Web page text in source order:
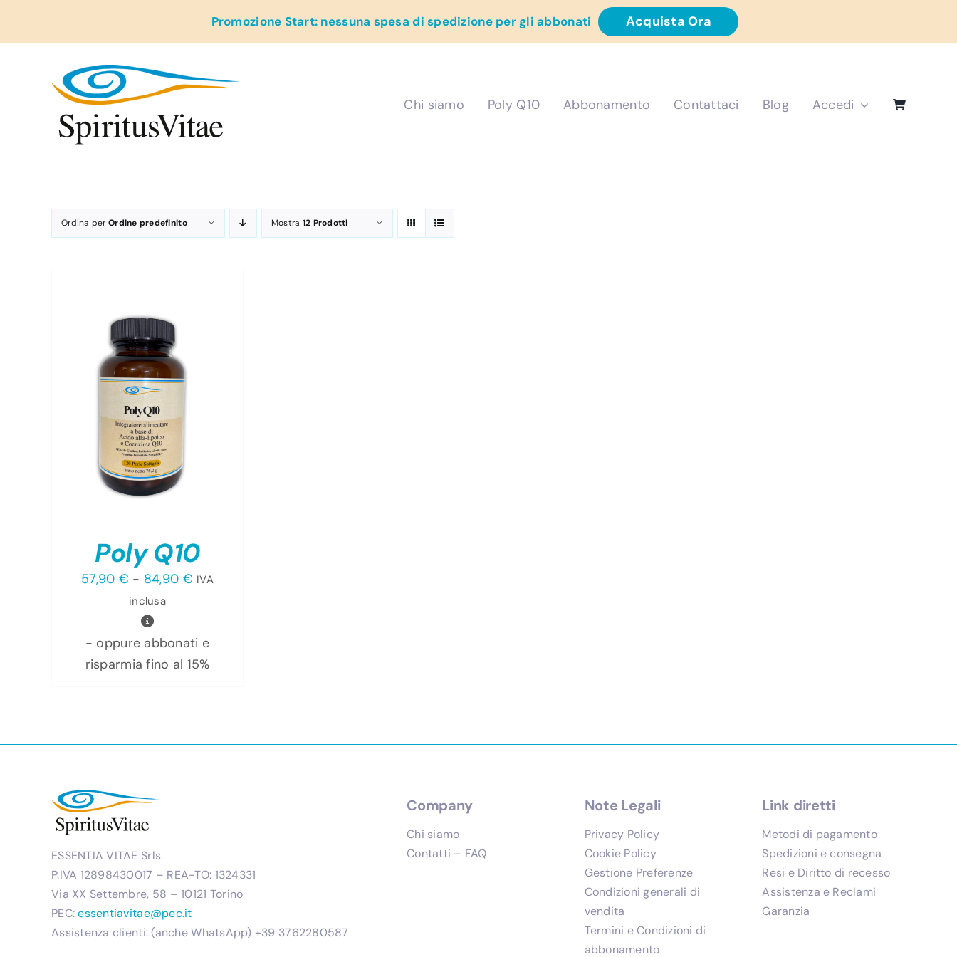
Promozione Start: nessuna spesa di spedizione per gli abbonati Acquista Ora
Chi siamo Poly Q10 Abbonamento Contattaci Blog Accedi
Ordina perOrdine predefinito Mostra 12 Prodotti
Poly Q10
57,90 € - 84,90 €Fascia
da
57,90 €
IVA
inclusa
- oppure abbonati e
risparmia fino al 15%
ESSENTIA VITAE Srls
P.IVA 12898430017 – REA-TO: 1324331
Via XX Settembre, 58 – 10121 Torino
PEC:essentiavitae@pec.it
Assistenza clienti: (anche WhatsApp) +39 3762280587
Company
Chi siamo
Contatti – FAQ
Note Legali
Privacy Policy
Cookie Policy
Gestione Preferenze
Condizioni generali di
vendita
Termini e Condizioni di
abbonamento
Link diretti
Metodi di pagamento
Spedizioni e consegna
Resi e Diritto di recesso
Assistenza e Reclami
Garanzia